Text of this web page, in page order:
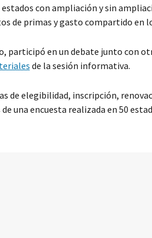
con ampliación y sin
de primas y gasto compartido en
participó en un debate junto con
de la sesión informativa.
de elegibilidad, inscripción,
una encuesta realizada en 50